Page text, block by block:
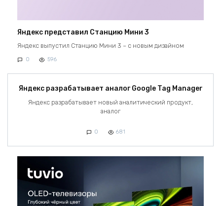
Яндекс представил Станцию Мини 3
Яндекс выпустил Станцию Мини 3 – с новым дизайном
0 596
Яндекс разрабатывает аналог Google Tag Manager
Яндекс разрабатывает новый аналитический продукт,
аналог
0 681